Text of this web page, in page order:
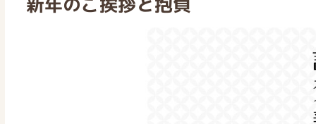
新年のご挨拶と抱負